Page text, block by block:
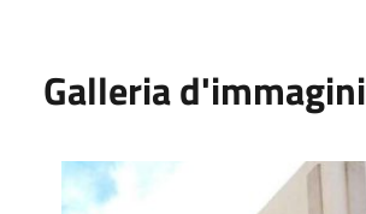
Galleria d'immagini
Palazzo Moncada